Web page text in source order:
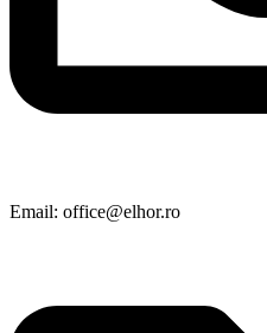
Email: office@elhor.ro